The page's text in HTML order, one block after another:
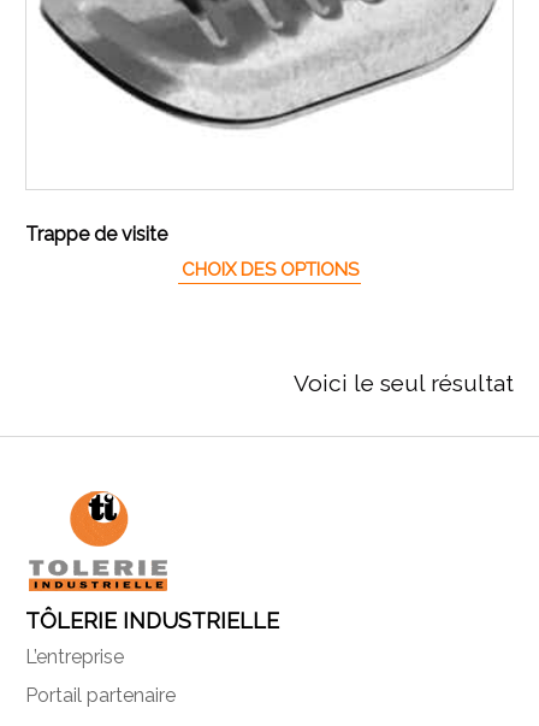
Trappe de visite
CHOIX DES OPTIONS
Voici le seul résultat
TÔLERIE INDUSTRIELLE
L’entreprise
Portail partenaire